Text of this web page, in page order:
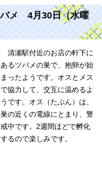
バメ 4月30日（水曜
清瀬駅付近のお店の軒下に
あるツバメの巣で、抱卵が始
まったようです。オスとメス
で協力して、交互に温めるよ
うです。オス（たぶん）は、
巣の近くの電線にとまり、警
戒中です。2週間ほどで孵化
するので楽しみです。